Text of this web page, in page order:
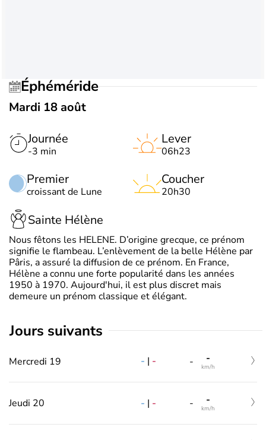
Éphéméride
Mardi 18 août
Journée
-3 min
Premier
croissant de Lune
Lever
06h23
Coucher
20h30
Sainte Hélène
Nous fêtons les HELENE. D’origine grecque, ce prénom
signifie le flambeau. L’enlèvement de la belle Hélène par
Pâris, a assuré la diffusion de ce prénom. En France,
Hélène a connu une forte popularité dans les années
1950 à 1970. Aujourd'hui, il est plus discret mais
demeure un prénom classique et élégant.
jours suivants
Mercredi 19 - | - - -
km/h
Jeudi 20 - | - - -
km/h